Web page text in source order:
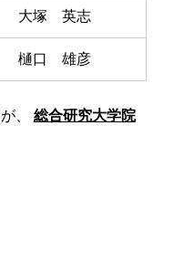
大塚 英志
樋口 雄彦
、 総合研究大学院